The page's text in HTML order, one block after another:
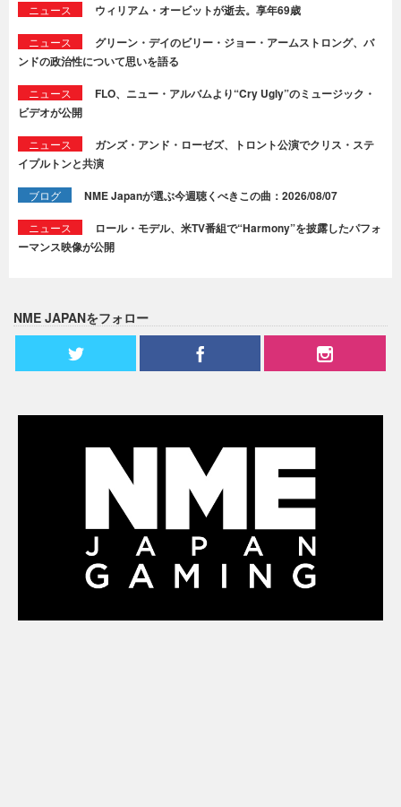
ニュース ウィリアム・オービットが逝去。享年69歳
ニュース
グリーン・デイのビリー・ジョー・アームストロング、バ
ンドの政治性について思いを語る
ニュース
FLO、ニュー・アルバムより“Cry Ugly”のミュージック・
ビデオが公開
ニュース
ガンズ・アンド・ローゼズ、トロント公演でクリス・ステ
イプルトンと共演
ブログ NME Japanが選ぶ今週聴くべきこの曲：2026/08/07
ニュース
ロール・モデル、米TV番組で“Harmony”を披露したパフォ
ーマンス映像が公開
NME JAPANをフォロー